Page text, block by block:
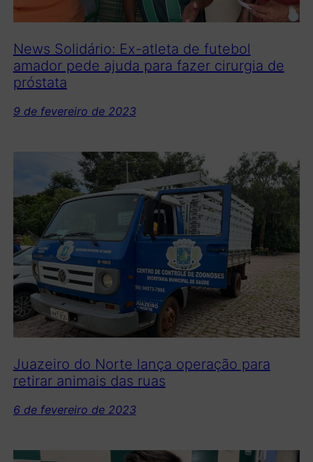
News Solidário: Ex-atleta de futebol
amador pede ajuda para fazer cirurgia de
próstata
9 de fevereiro de 2023
Juazeiro do Norte lança operação para
retirar animais das ruas
6 de fevereiro de 2023